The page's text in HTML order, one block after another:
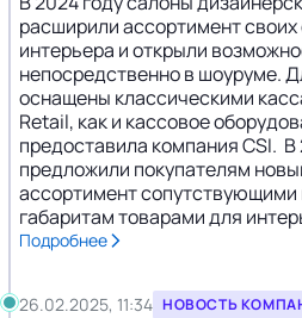
расширили ассортимент
интерьера и открыли
непосредственно в шоуруме.
оснащены классическими
Retail, как и кассовое
предоставила компания CSI. В
предложили покупателям
ассортимент
габаритам товарами для
Подробнее
26.02.2025, 11:34 НОВОСТЬ